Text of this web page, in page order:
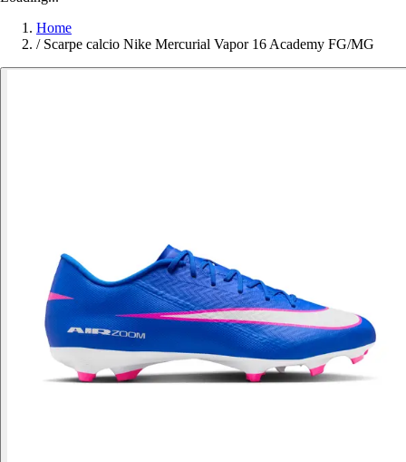
Home
/ Scarpe calcio Nike Mercurial Vapor 16 Academy FG/MG